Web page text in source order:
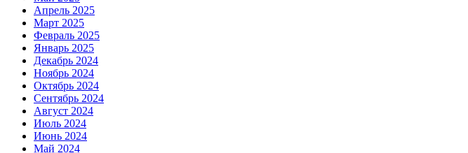
Апрель 2025
Март 2025
Февраль 2025
Январь 2025
Декабрь 2024
Ноябрь 2024
Октябрь 2024
Сентябрь 2024
Август 2024
Июль 2024
Июнь 2024
Май 2024